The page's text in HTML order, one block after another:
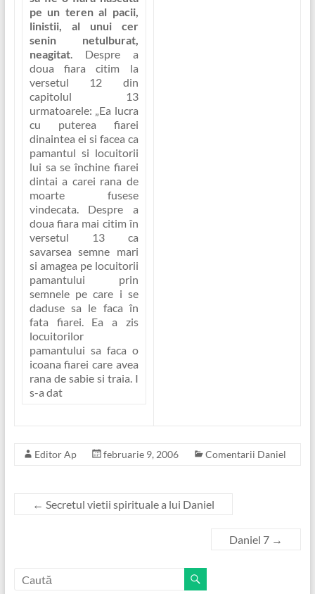
pe un teren al pacii,
linistii, al unui cer
senin netulburat,
neagitat. Despre a
doua fiara citim la
versetul 12 din
capitolul 13
urmatoarele: „Ea lucra
cu puterea fiarei
dinaintea ei si facea ca
pamantul si locuitorii
lui sa se închine fiarei
dintai a carei rana de
moarte fusese
vindecata. Despre a
doua fiara mai citim în
versetul 13 ca
savarsea semne mari
si amagea pe locuitorii
pamantului prin
semnele pe care i se
daduse sa le faca în
fata fiarei. Ea a zis
locuitorilor
pamantului sa faca o
icoana fiarei care avea
rana de sabie si traia. I
s-a dat
Editor Ap februarie 9, 2006 Comentarii Daniel
← Secretul vietii spirituale a lui Daniel
Daniel 7 →